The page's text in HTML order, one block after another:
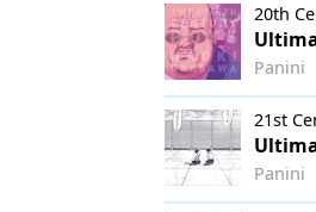
20th
Panini
21st
Panini